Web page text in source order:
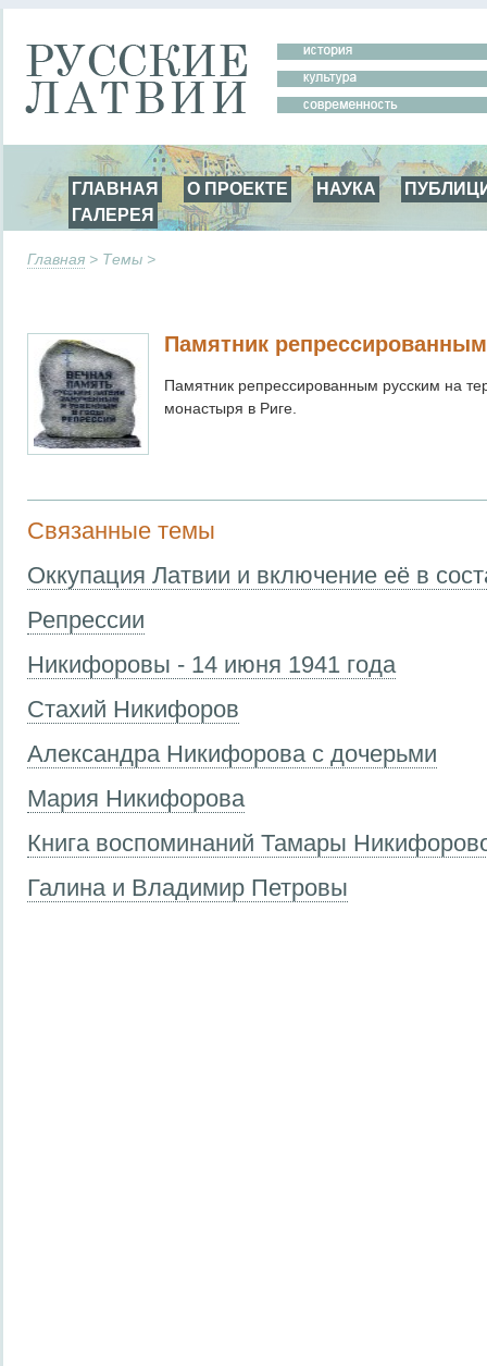
ГЛАВНАЯ О ПРОЕКТЕ НАУКА
ГАЛЕРЕЯ
Главная > Темы >
Памятник
Памятник репрессированным русским на
монастыря в Риге.
Связанные темы
Оккупация Латвии и включение её в
Репрессии
Никифоровы - 14 июня 1941 года
Стахий Никифоров
Александра Никифорова с дочерьми
Мария Никифорова
Книга воспоминаний Тамары
Галина и Владимир Петровы